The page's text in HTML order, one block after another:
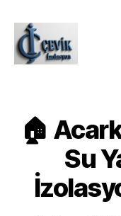
🏠
Su